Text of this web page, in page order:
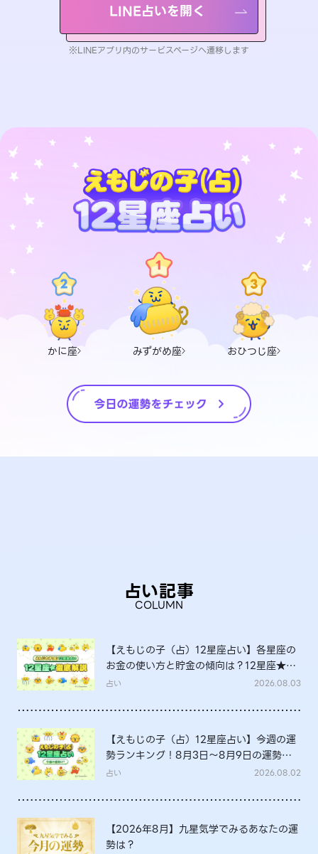
LINE占いを開く
※LINEアプリ内のサービスページへ遷移します
かに座 みずがめ座 おひつじ座
占い記事
COLUMN
【えもじの子（占）12星座占い】各星座の
お金の使い方と貯金の傾向は？12星座★徹
底解説
占い 2026.08.03
【えもじの子（占）12星座占い】今週の運
勢ランキング！8月3日～8月9日の運勢
は？
占い 2026.08.02
【2026年8月】九星気学でみるあなたの運
勢は？